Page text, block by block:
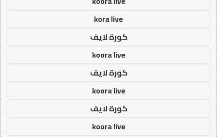
kora live
كورة لايف
koora live
كورة لايف
koora live
كورة لايف
koora live